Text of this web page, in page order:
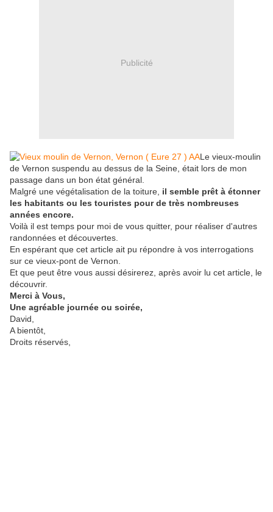
Publicité
Le vieux-moulin
de Vernon suspendu au dessus de la Seine, était lors de mon
passage dans un bon état général.
Malgré une végétalisation de la toiture, il semble prêt à étonner
les habitants ou les touristes pour de très nombreuses
années encore.
Voilà il est temps pour moi de vous quitter, pour réaliser d'autres
randonnées et découvertes.
En espérant que cet article ait pu répondre à vos interrogations
sur ce vieux-pont de Vernon.
Et que peut être vous aussi désirerez, après avoir lu cet article, le
découvrir.
Merci à Vous,
Une agréable journée ou soirée,
David,
A bientôt,
Droits réservés,